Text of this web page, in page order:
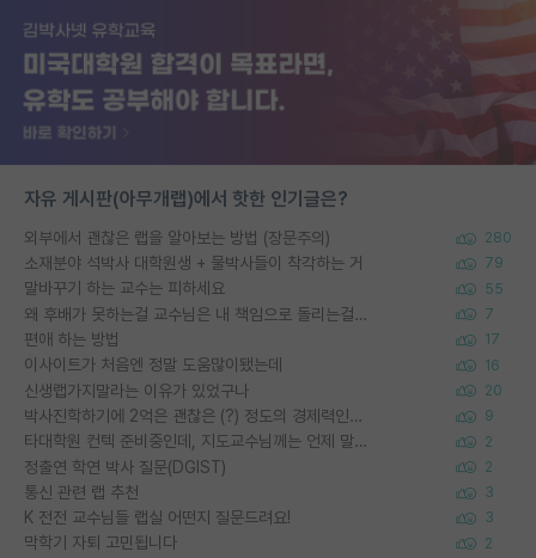
자유 게시판(아무개랩)에서 핫한 인기글은?
외부에서 괜찮은 랩을 알아보는 방법 (장문주의) 280
소재분야 석박사 대학원생 + 물박사들이 착각하는 거 79
말바꾸기 하는 교수는 피하세요 55
왜 후배가 못하는걸 교수님은 내 책임으로 돌리는걸까요? 7
편애 하는 방법 17
이사이트가 처음엔 정말 도움많이됐는데 16
신생랩가지말라는 이유가 있었구나 20
박사진학하기에 2억은 괜찮은 (?) 정도의 경제력인가요 9
타대학원 컨텍 준비중인데, 지도교수님께는 언제 말씀드려야 할까요? 2
정출연 학연 박사 질문(DGIST) 2
통신 관련 랩 추천 3
K 전전 교수님들 랩실 어떤지 질문드려요! 3
막학기 자퇴 고민됩니다 2